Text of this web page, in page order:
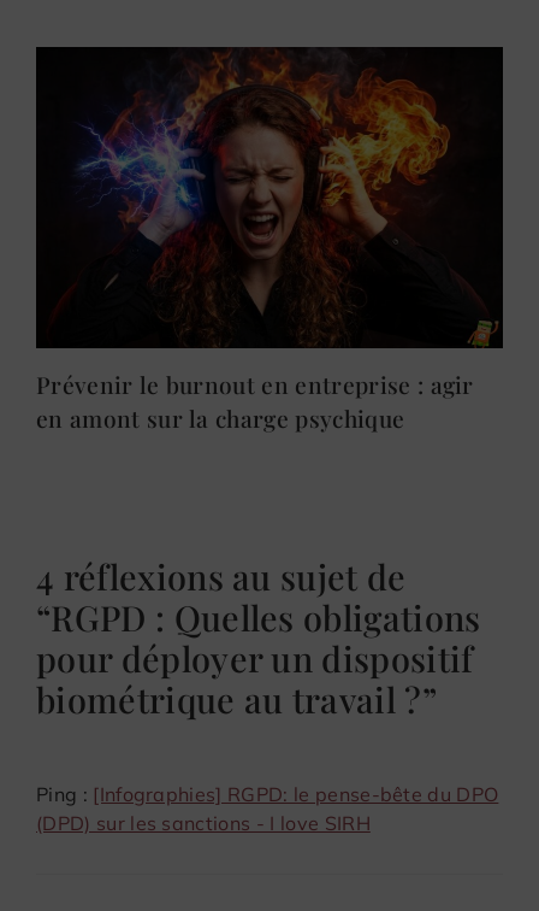
Prévenir le burnout en entreprise : agir
en amont sur la charge psychique
4 réflexions au sujet de
“RGPD : Quelles obligations
pour déployer un dispositif
biométrique au travail ?”
Ping : [Infographies] RGPD: le pense-bête du DPO
(DPD) sur les sanctions - I love SIRH